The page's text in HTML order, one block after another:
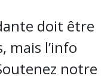
doit être
mais l’info
notre